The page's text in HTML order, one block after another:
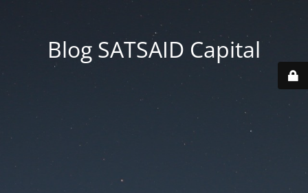
Blog SATSAID Capital